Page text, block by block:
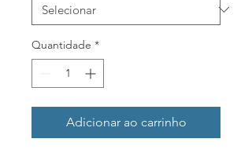
Quantidade *
Adicionar ao carrinho